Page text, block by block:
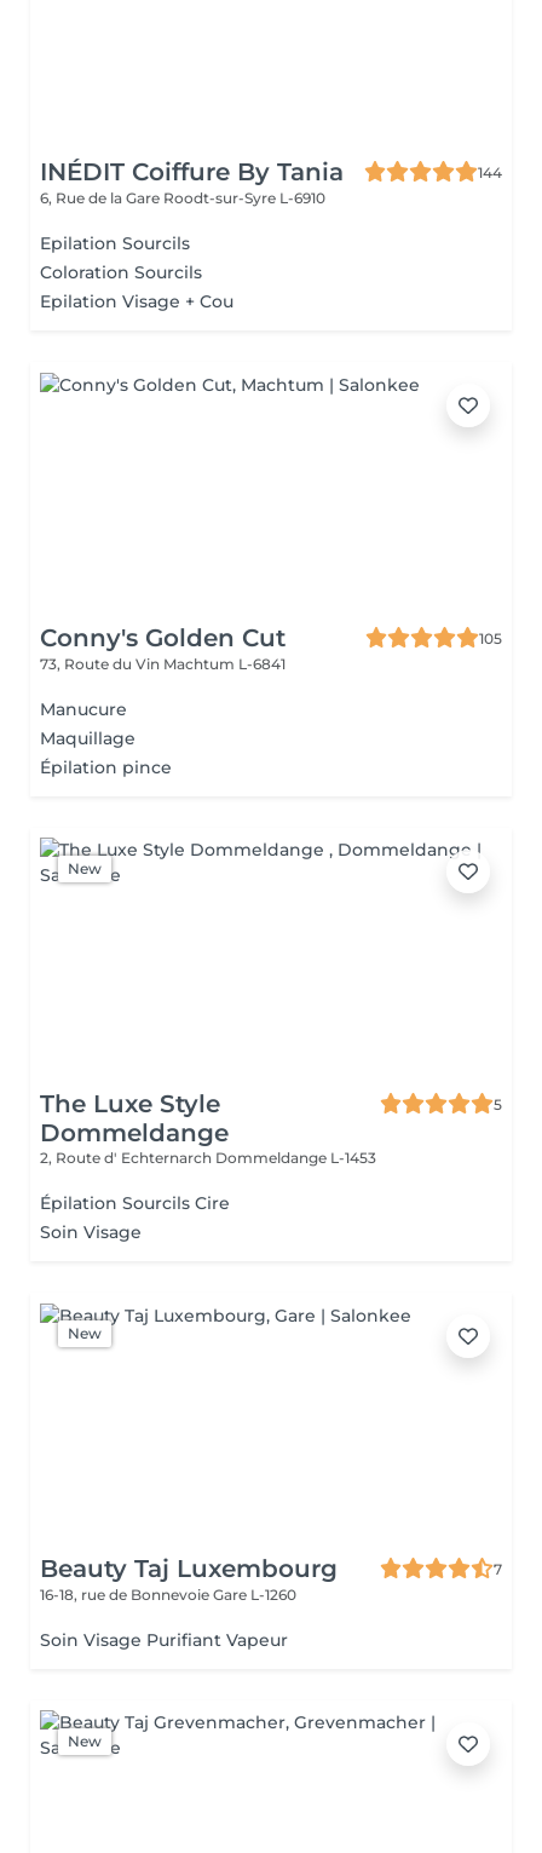
INÉDIT Coiffure By Tania
144
6, Rue de la Gare Roodt-sur-Syre L-6910
Epilation Sourcils
Coloration Sourcils
Epilation Visage + Cou
Conny's Golden Cut
105
73, Route du Vin Machtum L-6841
Manucure
Maquillage
Épilation pince
New
The Luxe Style
Dommeldange
5
2, Route d' Echternarch Dommeldange L-1453
Épilation Sourcils Cire
Soin Visage
New
Beauty Taj Luxembourg
7
16-18, rue de Bonnevoie Gare L-1260
Soin Visage Purifiant Vapeur
New